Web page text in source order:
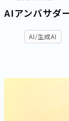
AIアンバサダ
AI/生成AI